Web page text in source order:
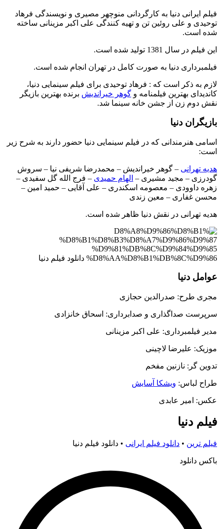
فیلم ایرانی دنیا به کارگردانی منوچهر مصیری و نویسندگی فرهاد
توحیدی و علی روئین تن و تهیه کنندگی علی اکبر مزینانی ساخته
شده است.
این فیلم در سال 1381 تولید شده است.
فیلمبرداری دنیا به صورت کامل در تهران انجام شده است.
لازم به ذکر است که : فرهاد توحیدی برای فیلم سینمایی دنیا،
کاندیدای بهترین فیلمنامه و گوهر خیراندیش برنده بهترین بازیگر
نقش دوم زن از جشن خانه سینما شد.
بازیگران دنیا
اسامی هنرمندانی که در فیلم سینمایی دنیا حضور دارند به شرح زیر
است:
هدیه تهرانی – گوهر خیراندیش – محمدرضا شریفی‌ نیا – سروش
گودرزی – مجید مشیری – الهام حمیدی – فرج الله گل سفیدی –
زهره داوودی – معصومه اسکندری – علی آقایی – حمید امین –
محسن غفاری – معین زندی
هدیه تهرانی در نقش دنیا ظاهر شده است.
عوامل دنیا
مجری طرح: صدرالدین حجازی
سرپرست صداگذاری و صدابرداری: اسحاق خانزادی
مدیر فیلمبرداری: علی اکبر مزینانی
موزیک: علیرضا لاچینی
تدوین گر: نازنین مفخم
طراح لباس: ویشکا آسایش
عکس: امیر عابدی
فیلم دنیا
فیلم ترین • دانلود فیلم ایرانی • دانلود فیلم دنیا
باکس دانلود